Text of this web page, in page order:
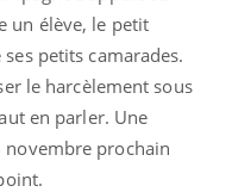
un élève, le petit
petits camarades.
le harcèlement sous
en parler. Une
novembre prochain